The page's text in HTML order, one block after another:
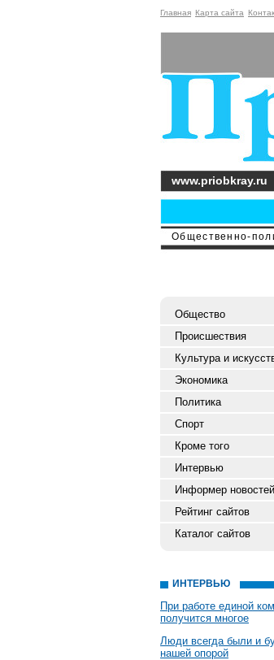
Главная Карта сайта
Общественно-
www.priobkray.ru
Общество
Происшествия
Культура и
Экономика
Политика
Спорт
Кроме того
Интервью
Информер новостей
Рейтинг сайтов
Каталог сайтов
ИНТЕРВЬЮ
При работе единой
получится многое
Люди всегда были и
нашей опорой